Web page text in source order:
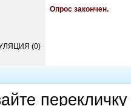
(0)
Опрос закончен.